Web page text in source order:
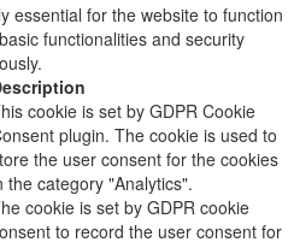
essential for the website to function
functionalities and security
cookie is set by GDPR Cookie
plugin. The cookie is used to
the user consent for the cookies
the category "Analytics".
cookie is set by GDPR cookie
to record the user consent for